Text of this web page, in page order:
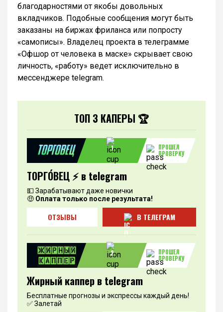
благодарностями от якобы довольных
вкладчиков. Подобные сообщения могут быть
заказаны на биржах фриланса или попросту
«самописы». Владелец проекта в телеграмме
«Офшор от человека в маске» скрывает свою
личность, «работу» ведет исключительно в
мессенджере telegram.
ТОП 3 КАПЕРЫ 🏆
1
ПРОШЕЛ
ПРОВЕРКУ
ТОРГО́ВЕЦ ⚡️ в telegram
💵 Зарабатывают даже новички
🤑 Оплата только после результата!
ОТЗЫВЫ В ТЕЛЕГРАМ
2
ПРОШЕЛ
ПРОВЕРКУ
Жирный каппер в telegram
Бесплатные прогнозы и экспрессы каждый день!
✅ Залетай